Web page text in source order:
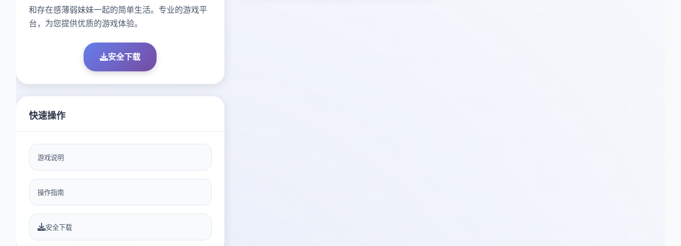
和存在感薄弱妹妹一起的简单生活。专业的游戏平
台，为您提供优质的游戏体验。
安全下载
快速操作
游戏说明
操作指南
安全下载